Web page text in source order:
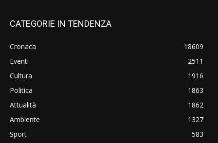
CATEGORIE IN TENDENZA
Cronaca
18609
Eventi
2511
Cultura
1916
Politica
1863
Attualità
1862
Ambiente
1327
Sport
583